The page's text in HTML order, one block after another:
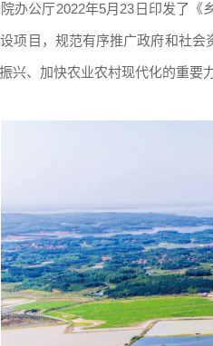
办公厅2022年5月23日印发了
项目，规范有序推广政府和社
兴、加快农业农村现代化的重要